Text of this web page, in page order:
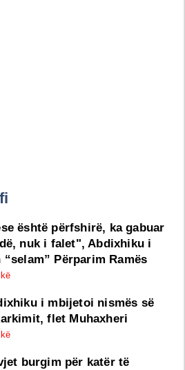
është përfshirë, ka gabuar
nuk i falet", Abdixhiku i
“selam” Përparim Ramës
i mbijetoi nismës së
flet Muhaxheri
burgim për katër të